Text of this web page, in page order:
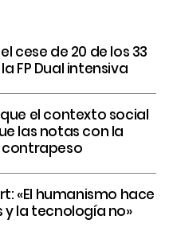
cese de 20 de los 33
FP Dual intensiva
el contexto social
las notas con la
«El humanismo hace
y la tecnología no»